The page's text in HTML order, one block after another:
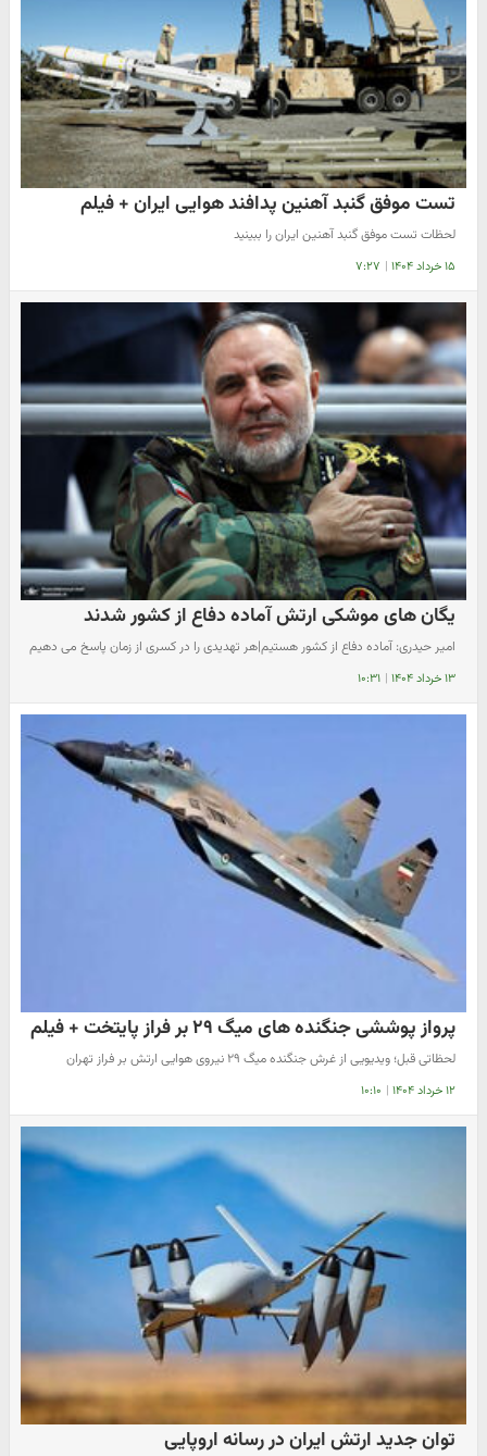
تست موفق گنبد آهنین پدافند هوایی ایران + فیلم
لحظات تست موفق گنبد آهنین ایران را ببینید
۱۵ خرداد ۱۴۰۴ | ۷:۲۷
یگان های موشکی ارتش آماده دفاع از کشور شدند
امیر حیدری: آماده دفاع از کشور هستیم|هر تهدیدی را در کسری از زمان پاسخ می دهیم
۱۳ خرداد ۱۴۰۴ | ۱۰:۳۱
پرواز پوششی جنگنده های میگ ۲۹ بر فراز پایتخت + فیلم
لحظاتی قبل؛ ویدیویی از غرش جنگنده میگ ۲۹ نیروی هوایی ارتش بر فراز تهران
۱۲ خرداد ۱۴۰۴ | ۱۰:۱۰
توان جدید ارتش ایران در رسانه اروپایی